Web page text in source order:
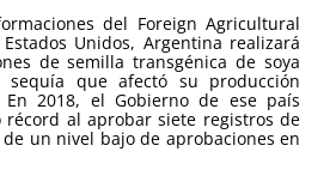
del Foreign Agricultural
Unidos, Argentina realizará
de semilla transgénica de soya
que afectó su producción
2018, el Gobierno de ese país
récord al aprobar siete registros de
un nivel bajo de aprobaciones en